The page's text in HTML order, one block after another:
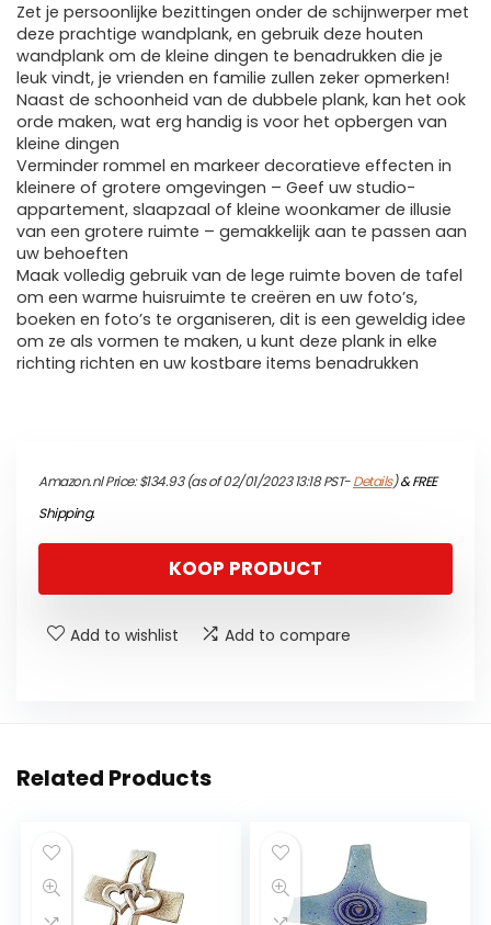
Zet je persoonlijke bezittingen onder de schijnwerper met
deze prachtige wandplank, en gebruik deze houten
wandplank om de kleine dingen te benadrukken die je
leuk vindt, je vrienden en familie zullen zeker opmerken!
Naast de schoonheid van de dubbele plank, kan het ook
orde maken, wat erg handig is voor het opbergen van
kleine dingen
Verminder rommel en markeer decoratieve effecten in
kleinere of grotere omgevingen – Geef uw studio-
appartement, slaapzaal of kleine woonkamer de illusie
van een grotere ruimte – gemakkelijk aan te passen aan
uw behoeften
Maak volledig gebruik van de lege ruimte boven de tafel
om een warme huisruimte te creëren en uw foto’s,
boeken en foto’s te organiseren, dit is een geweldig idee
om ze als vormen te maken, u kunt deze plank in elke
richting richten en uw kostbare items benadrukken
Amazon.nl Price:$134.93(as of 02/01/2023 13:18 PST-Details)&FREE
Shipping.
KOOP PRODUCT
Add to wishlist Add to compare
Related Products